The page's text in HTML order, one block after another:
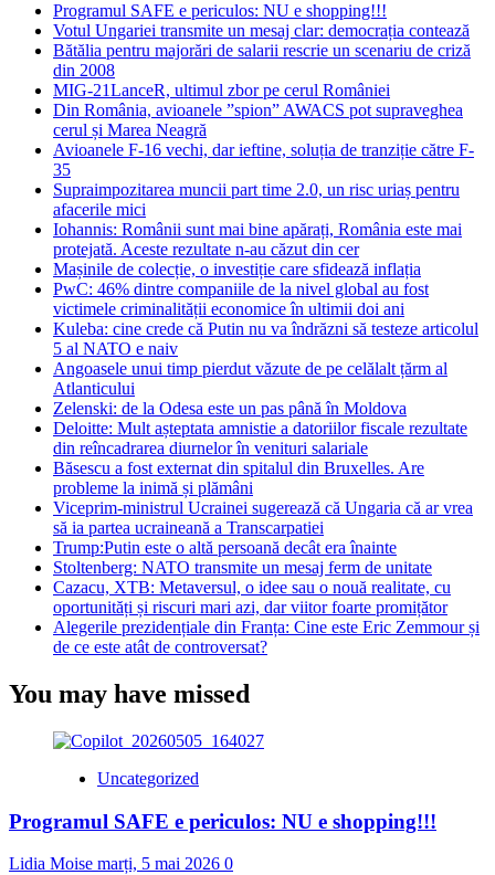
Programul SAFE e periculos: NU e shopping!!!
Votul Ungariei transmite un mesaj clar: democrația contează
Bătălia pentru majorări de salarii rescrie un scenariu de criză
din 2008
MIG-21LanceR, ultimul zbor pe cerul României
Din România, avioanele ”spion” AWACS pot supraveghea
cerul și Marea Neagră
Avioanele F-16 vechi, dar ieftine, soluția de tranziție către F-
35
Supraimpozitarea muncii part time 2.0, un risc uriaș pentru
afacerile mici
Iohannis: Românii sunt mai bine apărați, România este mai
protejată. Aceste rezultate n-au căzut din cer
Mașinile de colecție, o investiție care sfidează inflația
PwC: 46% dintre companiile de la nivel global au fost
victimele criminalității economice în ultimii doi ani
Kuleba: cine crede că Putin nu va îndrăzni să testeze articolul
5 al NATO e naiv
Angoasele unui timp pierdut văzute de pe celălalt țărm al
Atlanticului
Zelenski: de la Odesa este un pas până în Moldova
Deloitte: Mult așteptata amnistie a datoriilor fiscale rezultate
din reîncadrarea diurnelor în venituri salariale
Băsescu a fost externat din spitalul din Bruxelles. Are
probleme la inimă și plămâni
Viceprim-ministrul Ucrainei sugerează că Ungaria că ar vrea
să ia partea ucraineană a Transcarpatiei
Trump:Putin este o altă persoană decât era înainte
Stoltenberg: NATO transmite un mesaj ferm de unitate
Cazacu, XTB: Metaversul, o idee sau o nouă realitate, cu
oportunități și riscuri mari azi, dar viitor foarte promițător
Alegerile prezidențiale din Franța: Cine este Eric Zemmour și
de ce este atât de controversat?
You may have missed
Uncategorized
Programul SAFE e periculos: NU e shopping!!!
Lidia Moise marți, 5 mai 2026 0